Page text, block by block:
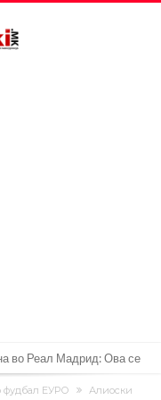
во Реал Мадрид: Ова се
летен трансфер на
фудбал ЕУРО
Алиоски